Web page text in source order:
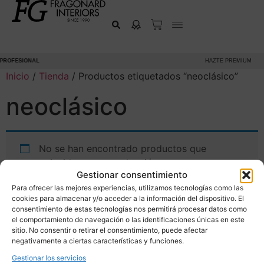
Gestionar consentimiento
Para ofrecer las mejores experiencias, utilizamos tecnologías como las
cookies para almacenar y/o acceder a la información del dispositivo. El
consentimiento de estas tecnologías nos permitirá procesar datos como
el comportamiento de navegación o las identificaciones únicas en este
sitio. No consentir o retirar el consentimiento, puede afectar
negativamente a ciertas características y funciones.
Gestionar los servicios
HAZTE PREMIUM
Inicio / Tienda / Productos etiquetados “neoclásico”
neoclásico
No se han encontrado productos que
coincidan con tu selección.